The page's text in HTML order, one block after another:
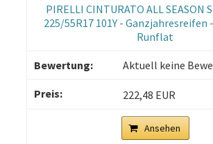
PIRELLI CINTURATO ALL SEASON
225/55R17 101Y - Ganzjahresreifen
Runflat
Aktuell keine
222,48 EUR
Ansehen